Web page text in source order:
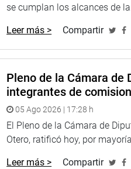
legisladores Roberto
la necesidad de
el congresista
López (AP) solicitó un
planteó una cuestión
el pedido fue
INSTITUCIONAL
se cumplan los alcances de
Leer más > Compartir
Pleno de la Cámara de
integrantes de
05 Ago 2026 | 17:28 h
El Pleno de la Cámara de
Otero, ratificó hoy, por
Leer más > Compartir